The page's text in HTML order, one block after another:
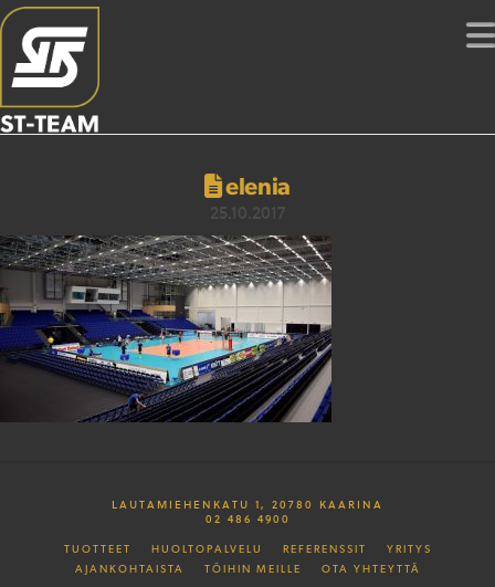
elenia
LAUTAMIEHENKATU 1, 20780 KAARINA
02 486 4900
TUOTTEET HUOLTOPALVELU REFERENSSIT
YRITYS
AJANKOHTAISTA
TÖIHIN MEILLE OTA YHTEYTTÄ